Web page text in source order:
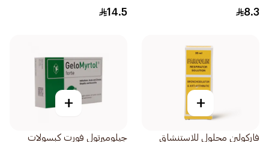
8.3
14.5
+
فاركولين محلول للاستنشاق
+
جيلوميرتول فورت كبسولات